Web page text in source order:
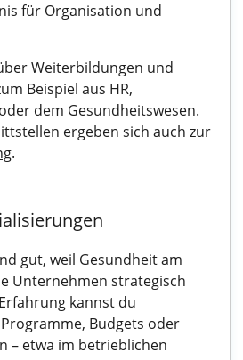
für Organisation und
Weiterbildungen und
Beispiel aus HR,
dem Gesundheitswesen.
ergeben sich auch zur
.
gut, weil Gesundheit am
Unternehmen strategisch
kannst du
Budgets oder
– etwa im betrieblichen